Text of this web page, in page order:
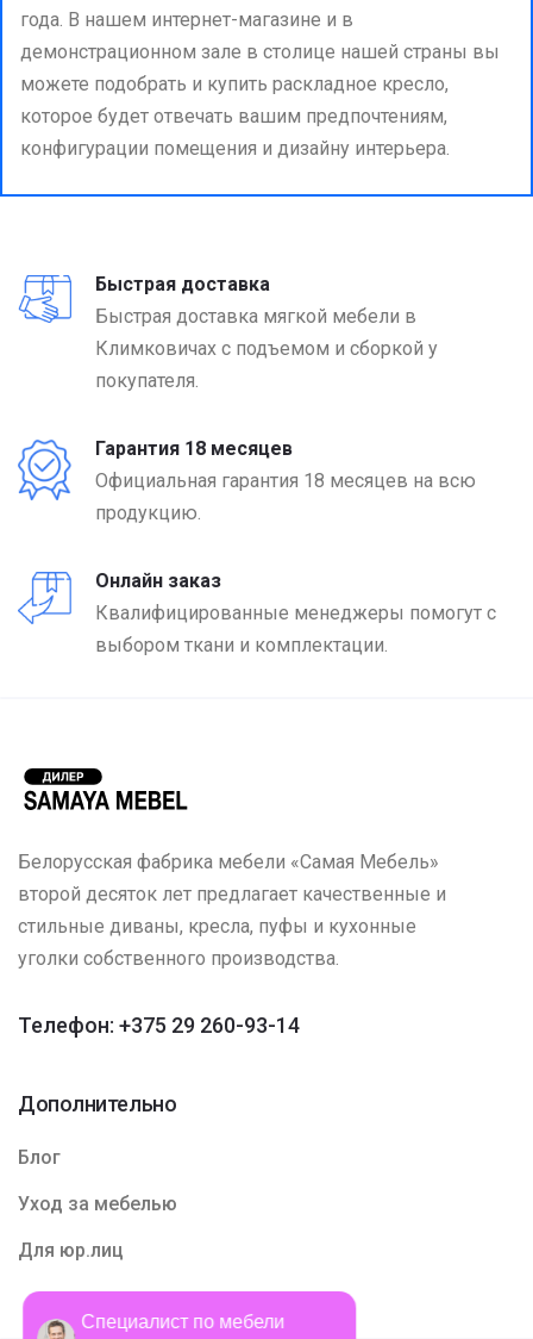
Специалист по мебели
года. В нашем интернет-магазине и в
демонстрационном зале в столице нашей страны вы
можете подобрать и купить раскладное кресло,
которое будет отвечать вашим предпочтениям,
конфигурации помещения и дизайну интерьера.
Быстрая доставка
Быстрая доставка мягкой мебели в
Климковичах с подъемом и сборкой у
покупателя.
Гарантия 18 месяцев
Официальная гарантия 18 месяцев на всю
продукцию.
Онлайн заказ
Квалифицированные менеджеры помогут с
выбором ткани и комплектации.
Белорусская фабрика мебели «Самая Мебель»
второй десяток лет предлагает качественные и
стильные диваны, кресла, пуфы и кухонные
уголки собственного производства.
Телефон: +375 29 260-93-14
Дополнительно
Блог
Уход за мебелью
Для юр.лиц